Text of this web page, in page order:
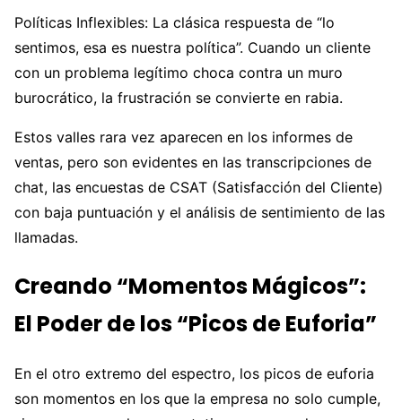
Políticas Inflexibles: La clásica respuesta de “lo
sentimos, esa es nuestra política”. Cuando un cliente
con un problema legítimo choca contra un muro
burocrático, la frustración se convierte en rabia.
Estos valles rara vez aparecen en los informes de
ventas, pero son evidentes en las transcripciones de
chat, las encuestas de CSAT (Satisfacción del Cliente)
con baja puntuación y el análisis de sentimiento de las
llamadas.
Creando “Momentos Mágicos”:
El Poder de los “Picos de Euforia”
En el otro extremo del espectro, los picos de euforia
son momentos en los que la empresa no solo cumple,